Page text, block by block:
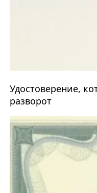
Удостоверение,
разворот